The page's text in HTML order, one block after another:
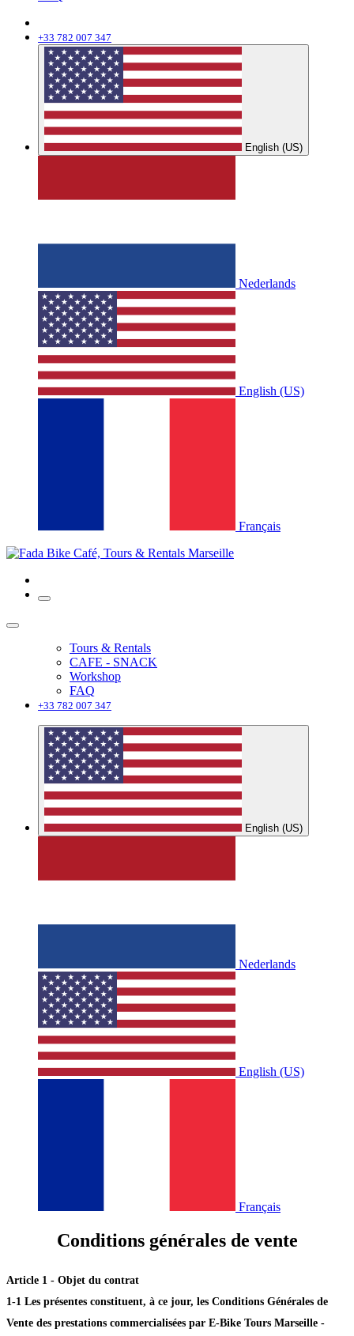
+33 782 007 347
English (US)
Nederlands
English (US)
Français
Tours & Rentals
CAFE - SNACK
Workshop
FAQ
+33 782 007 347
English (US)
Nederlands
English (US)
Français
Conditions générales de vente
Article 1 - Objet du contrat
1-1 Les présentes constituent, à ce jour, les Conditions Générales de
Vente des prestations commercialisées par E-Bike Tours Marseille -